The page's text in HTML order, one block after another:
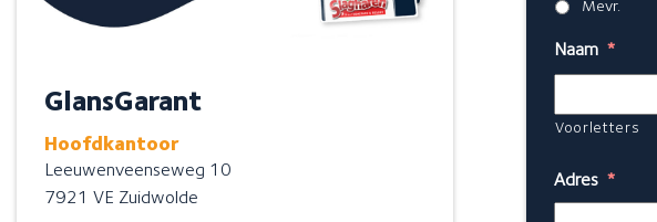
Mevr.
Naam *
Voorletters
Adres *
GlansGarant
Hoofdkantoor
Leeuwenveenseweg 10
7921 VE Zuidwolde